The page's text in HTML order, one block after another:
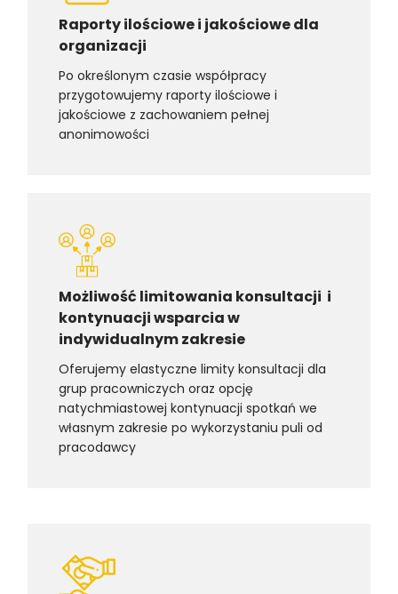
Raporty ilościowe i jakościowe dla
organizacji
Po określonym czasie współpracy
przygotowujemy raporty ilościowe i
jakościowe z zachowaniem pełnej
anonimowości
Możliwość limitowania konsultacji i
kontynuacji wsparcia w
indywidualnym zakresie
Oferujemy elastyczne limity konsultacji dla
grup pracowniczych oraz opcję
natychmiastowej kontynuacji spotkań we
własnym zakresie po wykorzystaniu puli od
pracodawcy